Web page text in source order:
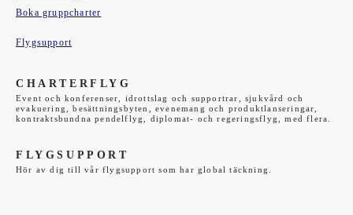
Boka gruppcharter
Flygsupport
CHARTERFLYG
Event och konferenser, idrottslag och supportrar, sjukvård och
evakuering, besättningsbyten, evenemang och produktlanseringar,
kontraktsbundna pendelflyg, diplomat- och regeringsflyg, med flera.
FLYGSUPPORT
Hör av dig till vår flygsupport som har global täckning.